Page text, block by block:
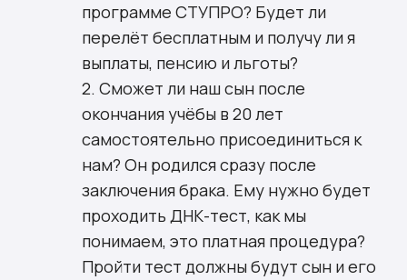
программе СТУПРО? Будет ли
перелёт бесплатным и получу ли я
выплаты, пенсию и льготы?
2. Сможет ли наш сын после
окончания учёбы в 20 лет
самостоятельно присоединиться к
нам? Он родился сразу после
заключения брака. Ему нужно будет
проходить ДНК-тест, как мы
понимаем, это платная процедура?
Пройти тест должны будут сын и его